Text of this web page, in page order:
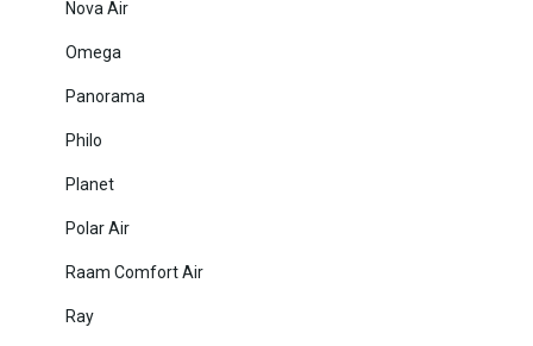
Nova Air
Omega
Panorama
Philo
Planet
Polar Air
Raam Comfort Air
Ray